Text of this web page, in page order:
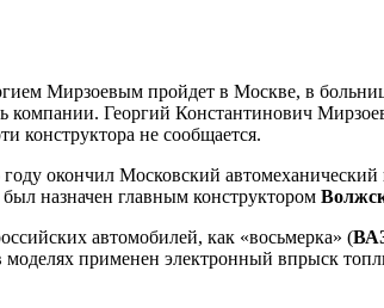
Мирзоевым пройдет в Москве, в
компании. Георгий Константинович
конструктора не сообщается.
окончил Московский
назначен главным конструктором
автомобилей, как «восьмерка» (
применен электронный впрыск